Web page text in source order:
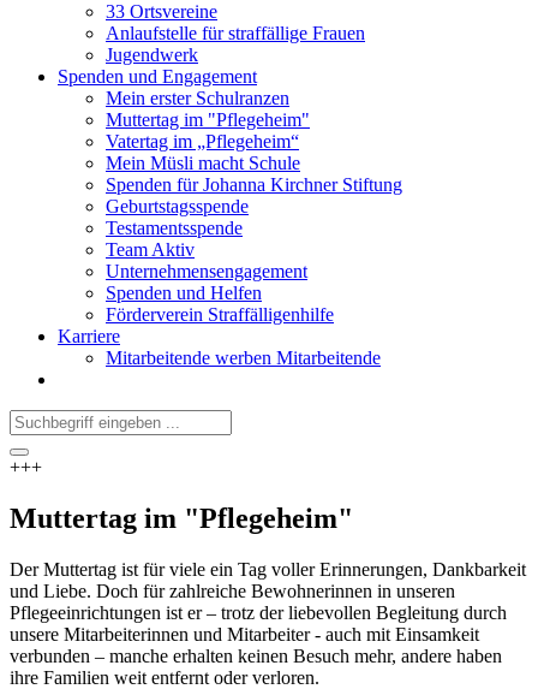
33 Ortsvereine
Anlaufstelle für straffällige Frauen
Jugendwerk
Spenden und Engagement
Mein erster Schulranzen
Muttertag im "Pflegeheim"
Vatertag im „Pflegeheim“
Mein Müsli macht Schule
Spenden für Johanna Kirchner Stiftung
Geburtstagsspende
Testamentsspende
Team Aktiv
Unternehmensengagement
Spenden und Helfen
Förderverein Straffälligenhilfe
Karriere
Mitarbeitende werben Mitarbeitende
+++
Muttertag im "Pflegeheim"
Der Muttertag ist für viele ein Tag voller Erinnerungen, Dankbarkeit
und Liebe. Doch für zahlreiche Bewohnerinnen in unseren
Pflegeeinrichtungen ist er – trotz der liebevollen Begleitung durch
unsere Mitarbeiterinnen und Mitarbeiter - auch mit Einsamkeit
verbunden – manche erhalten keinen Besuch mehr, andere haben
ihre Familien weit entfernt oder verloren.